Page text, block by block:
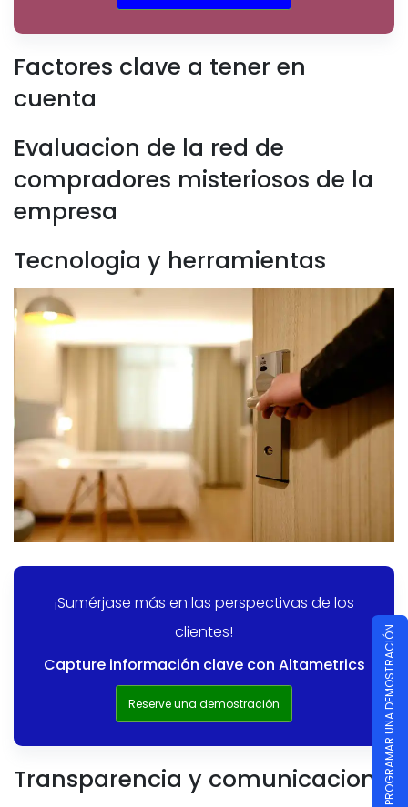
Factores clave a tener en
cuenta
Evaluacion de la red de
compradores misteriosos de la
empresa
Tecnologia y herramientas
¡Sumérjase más en las perspectivas de los
clientes!
Capture información clave con Altametrics
Reserve una demostración
Transparencia y comunicacion PROGRAMAR UNA DEMOSTRACIÓN